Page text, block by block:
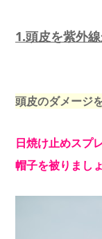
1.頭皮を紫外
頭皮のダメージ
日焼け止めスプ
帽子を被りまし